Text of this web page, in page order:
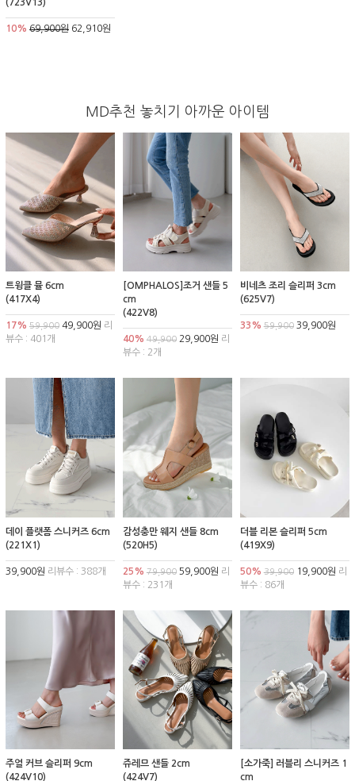
(723V13)
10% 69,900원 62,910원
MD추천 놓치기 아까운 아이템
트윙클 뮬 6cm
(417X4)
17% 59,900 49,900원 리
뷰수 : 401개
[OMPHALOS]조거 샌들 5
cm
(422V8)
40% 49,90029,900원 리
뷰수 : 2개
비네츠 조리 슬리퍼 3cm
(625V7)
33% 59,90039,900원
데이 플랫폼 스니커즈 6cm
(221X1)
39,900원 리뷰수 : 388개
감성충만 웨지 샌들 8cm
(520H5)
25% 79,90059,900원 리
뷰수 : 231개
더블 리본 슬리퍼 5cm
(419X9)
50% 39,90019,900원 리
뷰수 : 86개
주얼 커브 슬리퍼 9cm
(424V10)
쥬레므 샌들 2cm
(424V7)
[소가죽] 러블리 스니커즈 1
cm